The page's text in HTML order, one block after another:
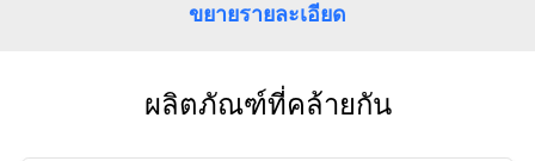
ขยายรายละเอียด
ผลิตภัณฑ์ที่คล้ายกัน